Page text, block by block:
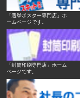
「選挙ポスター専門店」ホ
ームページです。
「封筒印刷専門店」ホーム
ページです。